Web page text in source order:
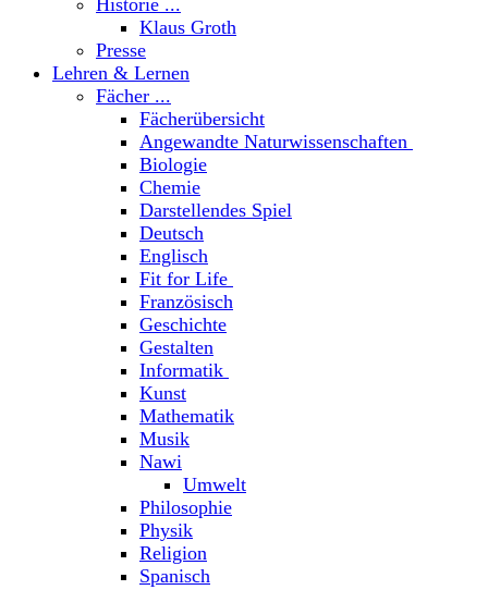
Klaus Groth
Presse
Lehren & Lernen
Fächer ...
Fächerübersicht
Angewandte Naturwissenschaften
Biologie
Chemie
Darstellendes Spiel
Deutsch
Englisch
Fit for Life
Französisch
Geschichte
Gestalten
Informatik
Kunst
Mathematik
Musik
Nawi
Umwelt
Philosophie
Physik
Religion
Spanisch